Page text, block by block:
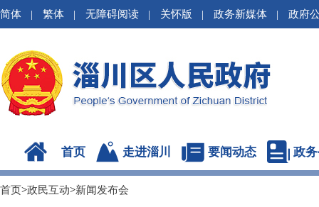
简体 | 繁体 | 无障碍阅读 | 关怀版 | 政务新媒体 | 政府
首页 走进淄川 要闻动态 政
首页>政民互动>新闻发布会